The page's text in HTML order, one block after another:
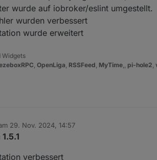
wurde auf iobroker/eslint umgestellt.
wurden verbessert
wurde erweitert
Widgets
OpenLiga RSSFeed MyTime pi-hole2
29. Nov. 2024, 14:57
von
verbessert